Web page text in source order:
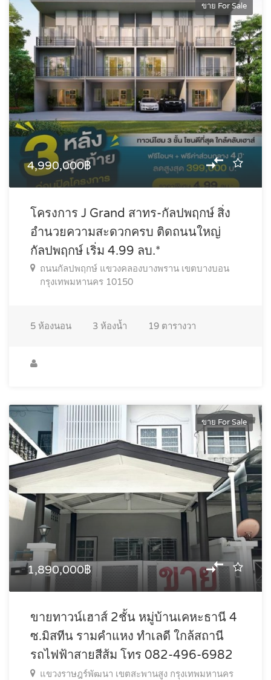
ขาย For Sale
4,990,000฿
โครงการ J Grand สาทร-กัลปพฤกษ์ สิ่ง
อำนวยความสะดวกครบ ติดถนนใหญ่
กัลปพฤกษ์ เริ่ม 4.99 ลบ.*
ถนนกัลปพฤกษ์ แขวงคลองบางพราน เขตบางบอน
กรุงเทพมหานคร 10150
5 ห้องนอน 3 ห้องน้ำ 19 ตารางวา
ขาย For Sale
1,890,000฿
ขายทาวน์เฮาส์ 2ชั้น หมู่บ้านเคหะธานี 4
ซ.มิสทีน รามคำแหง ทำเลดี ใกล้สถานี
รถไฟฟ้าสายสีส้ม โทร 082-496-6982
แขวงราษฎร์พัฒนา เขตสะพานสูง กรุงเทพมหานคร